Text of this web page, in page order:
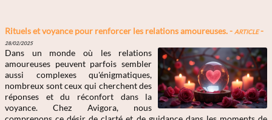
Rituels et voyance pour renforcer les relations amoureuses. -Article-
28/02/2025
Dans un monde où les relations
amoureuses peuvent parfois sembler
aussi complexes qu'énigmatiques,
nombreux sont ceux qui cherchent des
réponses et du réconfort dans la
voyance. Chez Avigora, nous